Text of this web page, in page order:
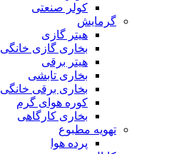
کولر صنعتی
گرمایش
هیتر گازی
بخاری گازی خانگی
هیتر برقی
بخاری تابشی
بخاری برقی خانگی
کوره هوای گرم
بخاری کارگاهی
تهویه مطبوع
پرده هوا